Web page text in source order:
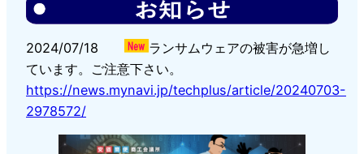
2024/07/18
ランサムウェアの被害が急増し
ています。ご注意下さい。
https://news.mynavi.jp/techplus/article/20240703-
2978572/